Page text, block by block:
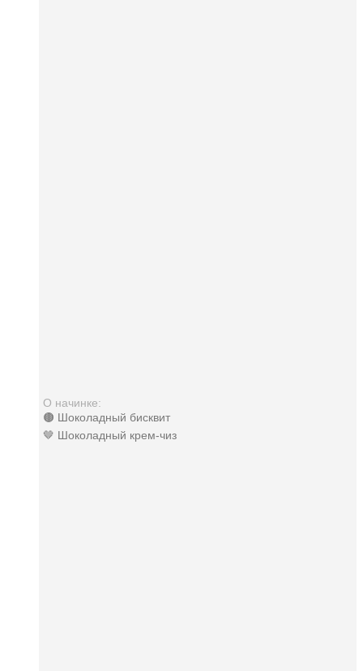
О начинке:
🟤 Шоколадный бисквит
🤎 Шоколадный крем-чиз